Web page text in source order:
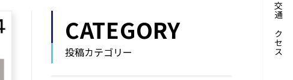
CATEGORY
投稿カテゴリー 交通アクセス